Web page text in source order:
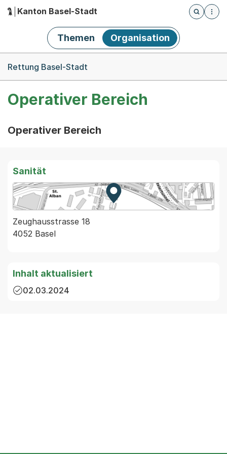
Hauptnavigation
Kanton Basel-Stadt
Öffnet
Themen Organisation
Rettung Basel-Stadt
Operativer Bereich
Operativer Bereich
Sanität
Zur Karte von MapBS.
Externer Link, wird in einem
Zeughausstrasse 18
4052 Basel
Inhalt aktualisiert
02.03.2024